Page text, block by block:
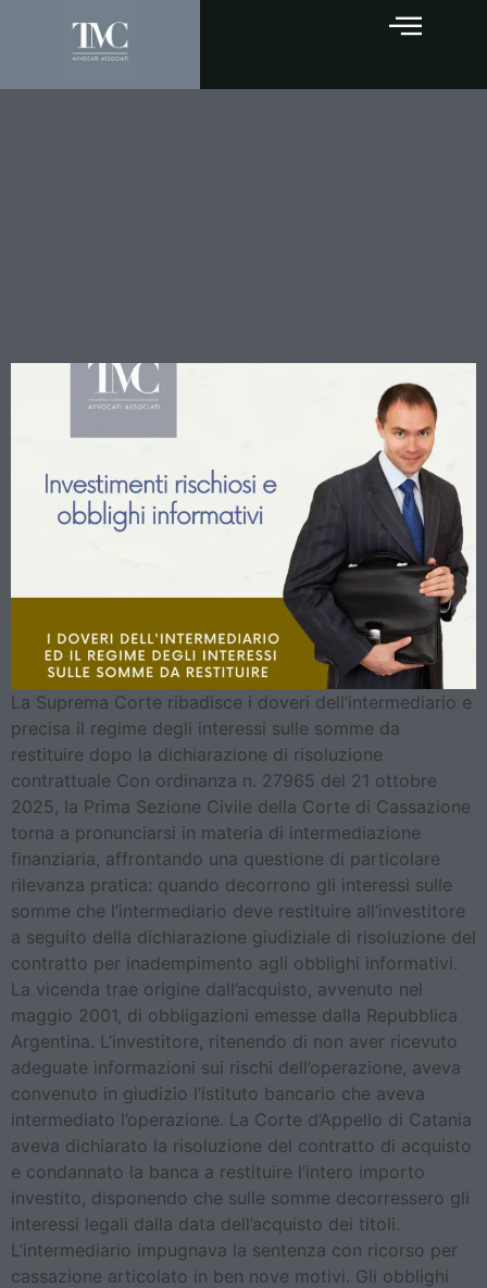
La Suprema Corte ribadisce i doveri dell’intermediario e
precisa il regime degli interessi sulle somme da
restituire dopo la dichiarazione di risoluzione
contrattuale Con ordinanza n. 27965 del 21 ottobre
2025, la Prima Sezione Civile della Corte di Cassazione
torna a pronunciarsi in materia di intermediazione
finanziaria, affrontando una questione di particolare
rilevanza pratica: quando decorrono gli interessi sulle
somme che l’intermediario deve restituire all’investitore
a seguito della dichiarazione giudiziale di risoluzione del
contratto per inadempimento agli obblighi informativi.
La vicenda trae origine dall’acquisto, avvenuto nel
maggio 2001, di obbligazioni emesse dalla Repubblica
Argentina. L’investitore, ritenendo di non aver ricevuto
adeguate informazioni sui rischi dell’operazione, aveva
convenuto in giudizio l’istituto bancario che aveva
intermediato l’operazione. La Corte d’Appello di Catania
aveva dichiarato la risoluzione del contratto di acquisto
e condannato la banca a restituire l’intero importo
investito, disponendo che sulle somme decorressero gli
interessi legali dalla data dell’acquisto dei titoli.
L’intermediario impugnava la sentenza con ricorso per
cassazione articolato in ben nove motivi. Gli obblighi